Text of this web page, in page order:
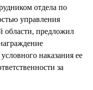
отдела по
управления
области, предложил
наказания ее
за